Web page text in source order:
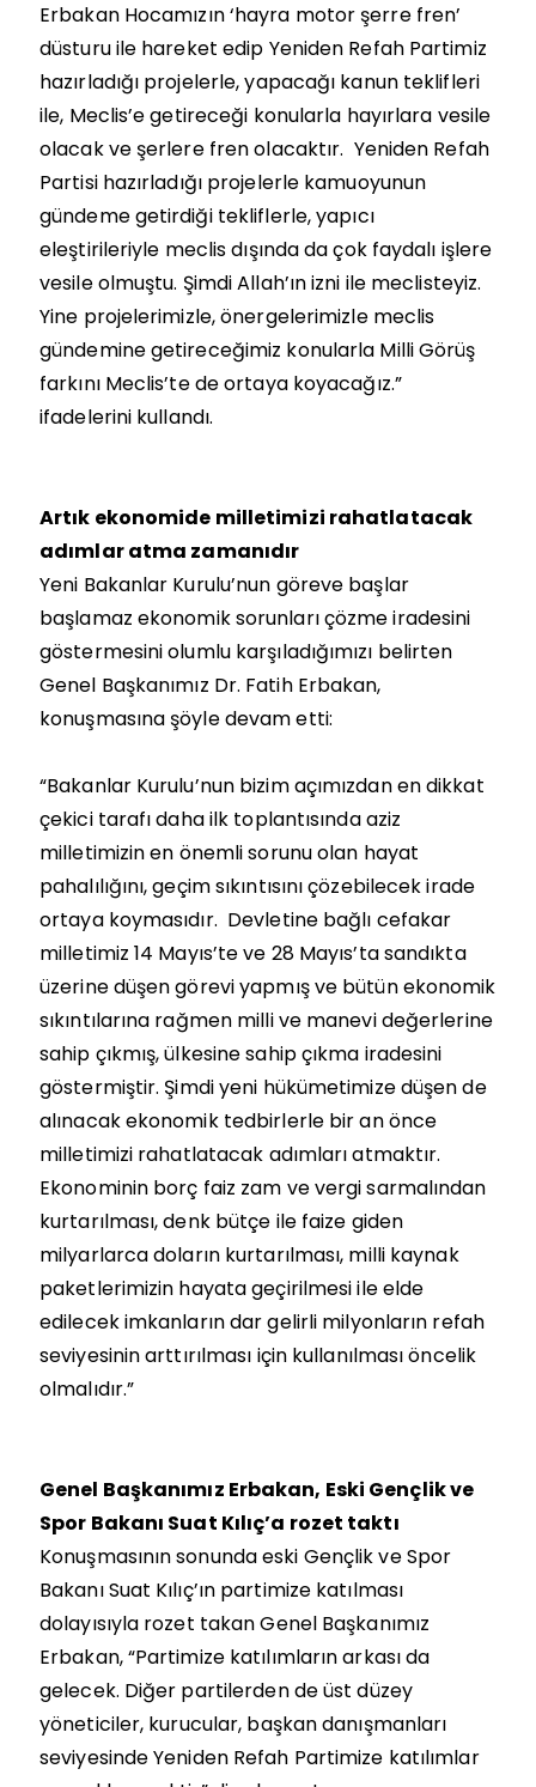
Erbakan Hocamızın ‘hayra motor şerre fren’
düsturu ile hareket edip Yeniden Refah Partimiz
hazırladığı projelerle, yapacağı kanun teklifleri
ile, Meclis’e getireceği konularla hayırlara vesile
olacak ve şerlere fren olacaktır. Yeniden Refah
Partisi hazırladığı projelerle kamuoyunun
gündeme getirdiği tekliflerle, yapıcı
eleştirileriyle meclis dışında da çok faydalı işlere
vesile olmuştu. Şimdi Allah’ın izni ile meclisteyiz.
Yine projelerimizle, önergelerimizle meclis
gündemine getireceğimiz konularla Milli Görüş
farkını Meclis’te de ortaya koyacağız.”
ifadelerini kullandı.
Artık ekonomide milletimizi rahatlatacak
adımlar atma zamanıdır
Yeni Bakanlar Kurulu’nun göreve başlar
başlamaz ekonomik sorunları çözme iradesini
göstermesini olumlu karşıladığımızı belirten
Genel Başkanımız Dr. Fatih Erbakan,
konuşmasına şöyle devam etti:
“Bakanlar Kurulu’nun bizim açımızdan en dikkat
çekici tarafı daha ilk toplantısında aziz
milletimizin en önemli sorunu olan hayat
pahalılığını, geçim sıkıntısını çözebilecek irade
ortaya koymasıdır. Devletine bağlı cefakar
milletimiz 14 Mayıs’te ve 28 Mayıs’ta sandıkta
üzerine düşen görevi yapmış ve bütün ekonomik
sıkıntılarına rağmen milli ve manevi değerlerine
sahip çıkmış, ülkesine sahip çıkma iradesini
göstermiştir. Şimdi yeni hükümetimize düşen de
alınacak ekonomik tedbirlerle bir an önce
milletimizi rahatlatacak adımları atmaktır.
Ekonominin borç faiz zam ve vergi sarmalından
kurtarılması, denk bütçe ile faize giden
milyarlarca doların kurtarılması, milli kaynak
paketlerimizin hayata geçirilmesi ile elde
edilecek imkanların dar gelirli milyonların refah
seviyesinin arttırılması için kullanılması öncelik
olmalıdır.”
Genel Başkanımız Erbakan, Eski Gençlik ve
Spor Bakanı Suat Kılıç’a rozet taktı
Konuşmasının sonunda eski Gençlik ve Spor
Bakanı Suat Kılıç’ın partimize katılması
dolayısıyla rozet takan Genel Başkanımız
Erbakan, “Partimize katılımların arkası da
gelecek. Diğer partilerden de üst düzey
yöneticiler, kurucular, başkan danışmanları
seviyesinde Yeniden Refah Partimize katılımlar